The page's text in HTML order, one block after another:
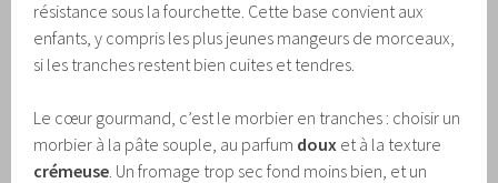
résistance sous la fourchette. Cette base convient aux
enfants, y compris les plus jeunes mangeurs de morceaux,
si les tranches restent bien cuites et tendres.
Le cœur gourmand, c’est le morbier en tranches : choisir un
morbier à la pâte souple, au parfum doux et à la texture
crémeuse . Un fromage trop sec fond moins bien, et un